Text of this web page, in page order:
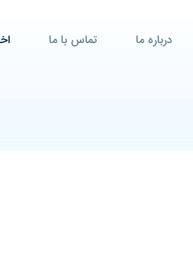
درباره ما تماس با ما